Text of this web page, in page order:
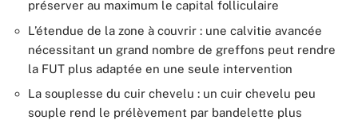
préserver au maximum le capital folliculaire
L’étendue de la zone à couvrir : une calvitie avancée
nécessitant un grand nombre de greffons peut rendre
la FUT plus adaptée en une seule intervention
La souplesse du cuir chevelu : un cuir chevelu peu
souple rend le prélèvement par bandelette plus